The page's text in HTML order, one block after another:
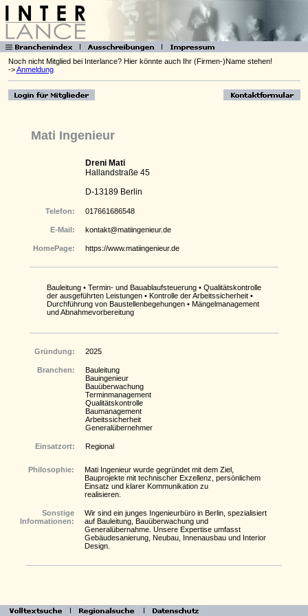
Noch nicht Mitglied bei Interlance? Hier könnte auch Ihr (Firmen-)Name stehen!
->Anmeldung
Mati Ingenieur
Dreni Mati
Hallandstraße 45
D-13189 Berlin
Telefon: 017661686548
E-Mail: kontakt@matiingenieur.de
HomePage: https://www.matiingenieur.de
Bauleitung • Termin- und Bauablaufsteuerung • Qualitätskontrolle
der ausgeführten Leistungen • Kontrolle der Arbeitssicherheit •
Durchführung von Baustellenbegehungen • Mängelmanagement
und Abnahmevorbereitung
Gründung: 2025
Branchen:
Bauleitung
Bauingenieur
Bauüberwachung
Terminmanagement
Qualitätskontrolle
Baumanagement
Arbeitssicherheit
Generalübernehmer
Einsatzort: Regional
Philosophie:
Mati Ingenieur wurde gegründet mit dem Ziel,
Bauprojekte mit technischer Exzellenz, persönlichem
Einsatz und klarer Kommunikation zu
realisieren.
Sonstige
Informationen:
Wir sind ein junges Ingenieurbüro in Berlin, spezialisiert
auf Bauleitung, Bauüberwachung und
Generalübernahme. Unsere Expertise umfasst
Gebäudesanierung, Neubau, Innenausbau und Interior
Design.